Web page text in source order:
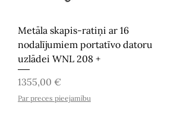
Metāla skapis-ratiņi ar 16
nodalījumiem portatīvo datoru
uzlādei WNL 208 +
Cena
1355,00 €
Par preces pieejamību